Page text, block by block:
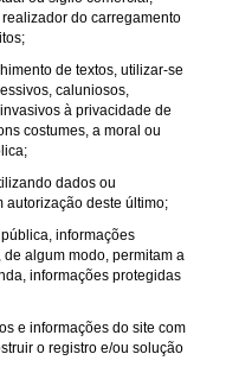
do carregamento
de textos, utilizar-se
caluniosos,
à privacidade de
costumes, a moral ou
dados ou
autorização deste último;
informações
algum modo, permitam a
informações protegidas
e informações do site com
o registro e/ou solução